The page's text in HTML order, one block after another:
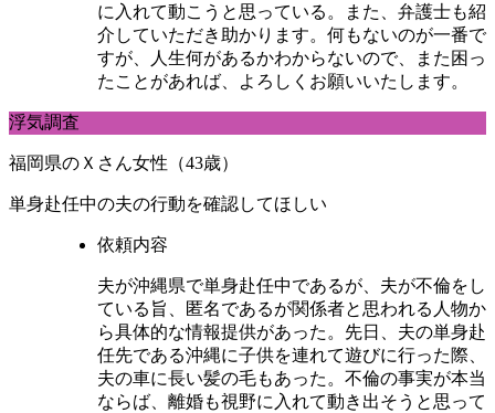
に入れて動こうと思っている。また、弁護士も紹
介していただき助かります。何もないのが一番で
すが、人生何があるかわからないので、また困っ
たことがあれば、よろしくお願いいたします。
浮気調査
福岡県のＸさん女性（43歳）
単身赴任中の夫の行動を確認してほしい
依頼内容
夫が沖縄県で単身赴任中であるが、夫が不倫をし
ている旨、匿名であるが関係者と思われる人物か
ら具体的な情報提供があった。先日、夫の単身赴
任先である沖縄に子供を連れて遊びに行った際、
夫の車に長い髪の毛もあった。不倫の事実が本当
ならば、離婚も視野に入れて動き出そうと思って